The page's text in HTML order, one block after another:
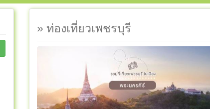
» ท่องเที่ยวเพชรบุรี